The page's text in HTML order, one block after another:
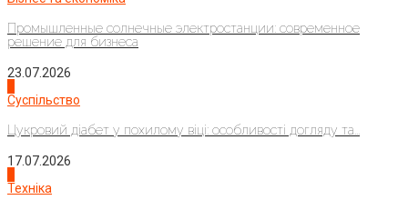
Промышленные солнечные электростанции: современное
решение для бизнеса
23.07.2026
Суспільство
Цукровий діабет у похилому віці: особливості догляду та...
17.07.2026
Техніка